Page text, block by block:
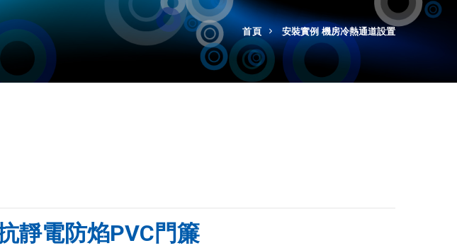
首頁 安裝實例 機房冷熱通道設置
靜電防焰PVC門簾